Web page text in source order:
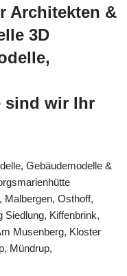
Architekten &
3D
sind wir Ihr
Gebäudemodelle &
Malbergen, Osthoff,
Siedlung, Kiffenbrink,
Musenberg, Kloster
Mündrup,